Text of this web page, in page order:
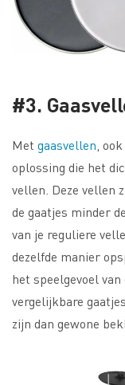
#3.
Met gaasvellen,
oplossing die het
vellen. Deze vellen
de gaatjes minder
van je reguliere
dezelfde manier
het speelgevoel
vergelijkbare
zijn dan gewone